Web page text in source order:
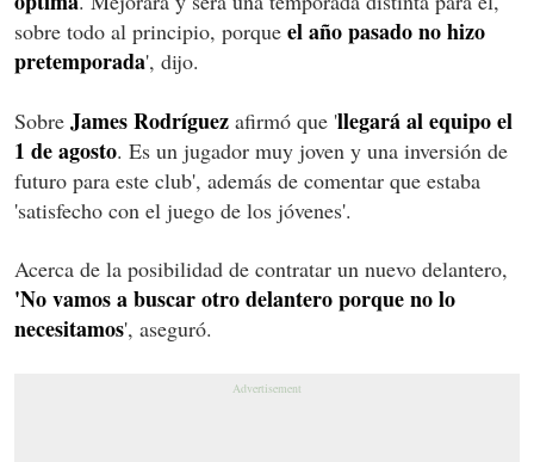
sobre todo al principio, porque el año pasado no hizo
pretemporada', dijo.
Sobre James Rodríguez afirmó que 'llegará al equipo el
1 de agosto. Es un jugador muy joven y una inversión de
futuro para este club', además de comentar que estaba
'satisfecho con el juego de los jóvenes'.
Acerca de la posibilidad de contratar un nuevo delantero,
'No vamos a buscar otro delantero porque no lo
necesitamos', aseguró.